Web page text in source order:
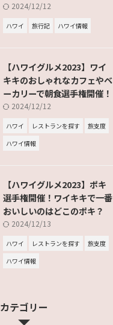
2024/12/12
ハワイ 旅行記 ハワイ情報
【ハワイグルメ2023】ワイ
キキのおしゃれなカフェやベ
ーカリーで朝食選手権開催！
2024/12/12
ハワイ レストランを探す
旅支度
ハワイ情報
【ハワイグルメ2023】ポキ
選手権開催！ワイキキで一番
おいしいのはどこのポキ？
2024/12/13
ハワイ レストランを探す
旅支度
ハワイ情報
カテゴリー